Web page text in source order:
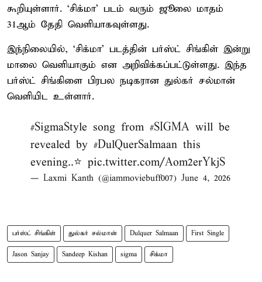
கூறியுள்ளார். ‘சிக்மா’ படம் வரும் ஜூலை மாதம்
31ஆம் தேதி வெளியாகவுள்ளது.
இந்நிலையில், ‘சிக்மா’ படத்தின் பர்ஸ்ட் சிங்கிள் இன்று
மாலை வெளியாகும் என அறிவிக்கப்பட்டுள்ளது. இந்த
பர்ஸ்ட் சிங்கிளை பிரபல நடிகரான துல்கர் சல்மான்
வெளியிட உள்ளார்.
#SigmaStyle song from #SIGMA will be
revealed by #DulQuerSalmaan this
evening..⭐ pic.twitter.com/Aom2erYkjS
— Laxmi Kanth (@iammoviebuff007) June 4, 2026
பர்ஸ்ட் சிங்கிள் துல்கர் சல்மான் Dulquer Salmaan First Single
Jason Sanjay Sandeep Kishan sigma சிக்மா